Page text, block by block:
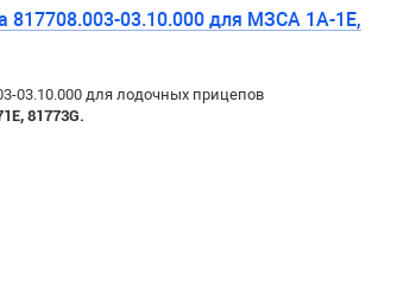
817708.003-03.10.000 для МЗСА 1А-1Е,
03.10.000 для лодочных прицепов
81773G.